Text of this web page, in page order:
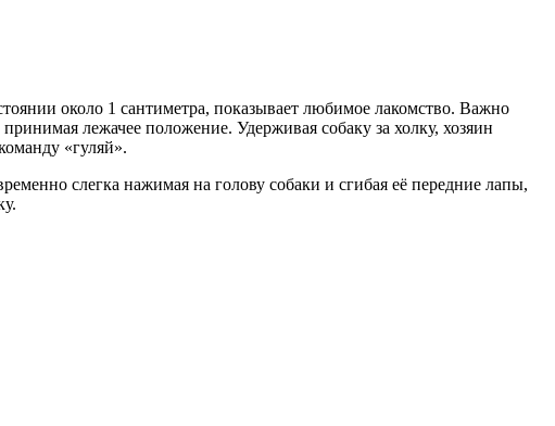
около 1 сантиметра, показывает любимое лакомство. Важно
лежачее положение. Удерживая собаку за холку, хозяин
«гуляй».
слегка нажимая на голову собаки и сгибая её передние лапы,